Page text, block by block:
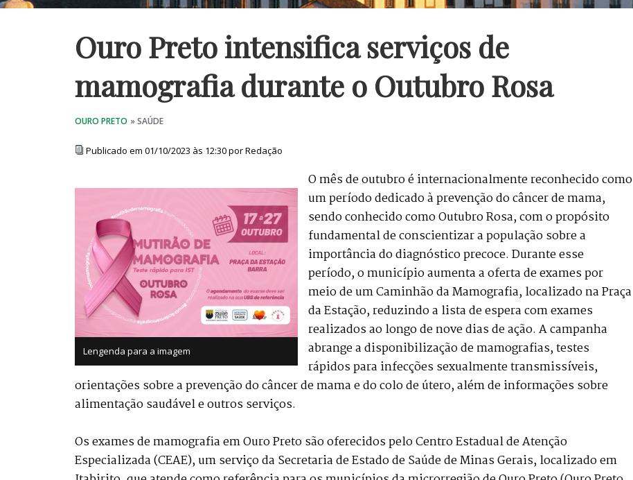
Ouro Preto intensifica serviços de
mamografia durante o Outubro Rosa
Publicado em 01/10/2023 às 12:30 por Redação
Lengenda para a imagem
O mês de outubro é internacionalmente reconhecido como
um período dedicado à prevenção do câncer de mama,
sendo conhecido como Outubro Rosa, com o propósito
fundamental de conscientizar a população sobre a
importância do diagnóstico precoce. Durante esse
período, o município aumenta a oferta de exames por
meio de um Caminhão da Mamografia, localizado na Praça
da Estação, reduzindo a lista de espera com exames
realizados ao longo de nove dias de ação. A campanha
abrange a disponibilização de mamografias, testes
rápidos para infecções sexualmente transmissíveis,
orientações sobre a prevenção do câncer de mama e do colo de útero, além de informações sobre
alimentação saudável e outros serviços.
Os exames de mamografia em Ouro Preto são oferecidos pelo Centro Estadual de Atenção
Especializada (CEAE), um serviço da Secretaria de Estado de Saúde de Minas Gerais, localizado em